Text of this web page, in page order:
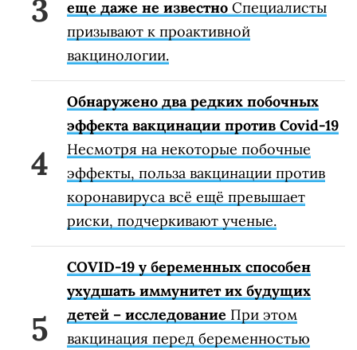
еще даже не известно Специалисты
призывают к проактивной
вакцинологии.
Обнаружено два редких побочных
эффекта вакцинации против Covid-19
Несмотря на некоторые побочные
эффекты, польза вакцинации против
коронавируса всё ещё превышает
риски, подчеркивают ученые.
COVID-19 у беременных способен
ухудшать иммунитет их будущих
детей – исследование При этом
вакцинация перед беременностью